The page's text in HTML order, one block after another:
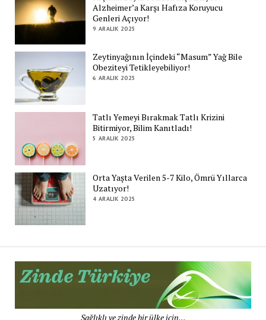
Alzheimer’a Karşı Hafıza Koruyucu
Genleri Açıyor!
9 ARALIK 2025
Zeytinyağının İçindeki “Masum” Yağ Bile
Obeziteyi Tetikleyebiliyor!
6 ARALIK 2025
Tatlı Yemeyi Bırakmak Tatlı Krizini
Bitirmiyor, Bilim Kanıtladı!
5 ARALIK 2025
Orta Yaşta Verilen 5-7 Kilo, Ömrü Yıllarca
Uzatıyor!
4 ARALIK 2025
Sağlıklı ve zinde bir ülke için...